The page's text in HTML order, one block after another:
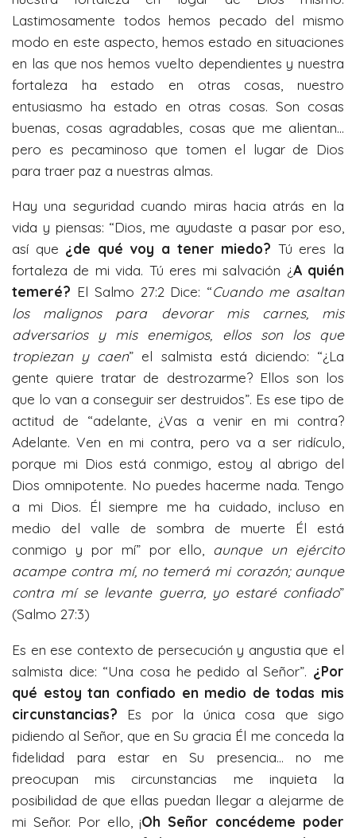
Lastimosamente todos hemos pecado del mismo
modo en este aspecto, hemos estado en situaciones
en las que nos hemos vuelto dependientes y nuestra
fortaleza ha estado en otras cosas, nuestro
entusiasmo ha estado en otras cosas. Son cosas
buenas, cosas agradables, cosas que me alientan…
pero es pecaminoso que tomen el lugar de Dios
para traer paz a nuestras almas.
Hay una seguridad cuando miras hacia atrás en la
vida y piensas: “Dios, me ayudaste a pasar por eso,
así que ¿de qué voy a tener miedo? Tú eres la
fortaleza de mi vida. Tú eres mi salvación ¿A quién
temeré? El Salmo 27:2 Dice: “Cuando me asaltan
los malignos para devorar mis carnes, mis
adversarios y mis enemigos, ellos son los que
tropiezan y caen” el salmista está diciendo: “¿La
gente quiere tratar de destrozarme? Ellos son los
que lo van a conseguir ser destruidos”. Es ese tipo de
actitud de “adelante, ¿Vas a venir en mi contra?
Adelante. Ven en mi contra, pero va a ser ridículo,
porque mi Dios está conmigo, estoy al abrigo del
Dios omnipotente. No puedes hacerme nada. Tengo
a mi Dios. Él siempre me ha cuidado, incluso en
medio del valle de sombra de muerte Él está
conmigo y por mí” por ello, aunque un ejército
acampe contra mí, no temerá mi corazón; aunque
contra mí se levante guerra, yo estaré confiado”
(Salmo 27:3)
Es en ese contexto de persecución y angustia que el
salmista dice: “Una cosa he pedido al Señor”. ¿Por
qué estoy tan confiado en medio de todas mis
circunstancias? Es por la única cosa que sigo
pidiendo al Señor, que en Su gracia Él me conceda la
fidelidad para estar en Su presencia… no me
preocupan mis circunstancias me inquieta la
posibilidad de que ellas puedan llegar a alejarme de
mi Señor. Por ello, ¡Oh Señor concédeme poder